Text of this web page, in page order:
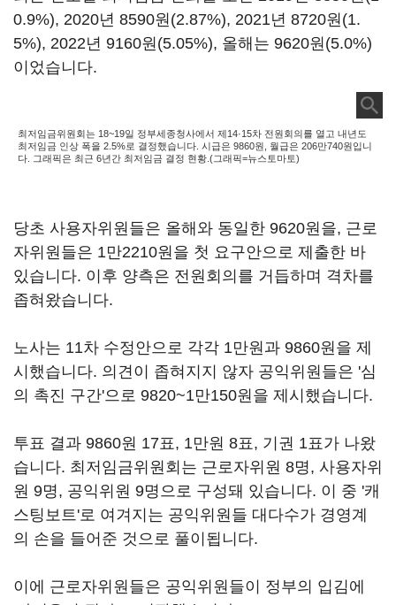
0.9%), 2020년 8590원(2.87%), 2021년 8720원(1.
5%), 2022년 9160원(5.05%), 올해는 9620원(5.0%)
이었습니다.
최저임금위원회는 18~19일 정부세종청사에서 제14·15차 전원회의를 열고 내년도
최저임금 인상 폭을 2.5%로 결정했습니다. 시급은 9860원, 월급은 206만740원입니
다. 그래픽은 최근 6년간 최저임금 결정 현황.(그래픽=뉴스토마토)
당초 사용자위원들은 올해와 동일한 9620원을, 근로
자위원들은 1만2210원을 첫 요구안으로 제출한 바
있습니다. 이후 양측은 전원회의를 거듭하며 격차를
좁혀왔습니다.
노사는 11차 수정안으로 각각 1만원과 9860원을 제
시했습니다. 의견이 좁혀지지 않자 공익위원들은 '심
의 촉진 구간'으로 9820~1만150원을 제시했습니다.
투표 결과 9860원 17표, 1만원 8표, 기권 1표가 나왔
습니다. 최저임금위원회는 근로자위원 8명, 사용자위
원 9명, 공익위원 9명으로 구성돼 있습니다. 이 중 '캐
스팅보트'로 여겨지는 공익위원들 대다수가 경영계
의 손을 들어준 것으로 풀이됩니다.
이에 근로자위원들은 공익위원들이 정부의 입김에